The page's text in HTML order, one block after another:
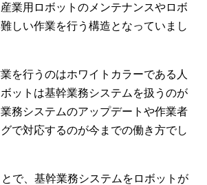
業用ロボットのメンテナンスやロボ
しい作業を行う構造となっていまし
を行うのはホワイトカラーである人
ットは基幹業務システムを扱うのが
務システムのアップデートや作業者
で対応するのが今までの働き方でし
で、基幹業務システムをロボットが